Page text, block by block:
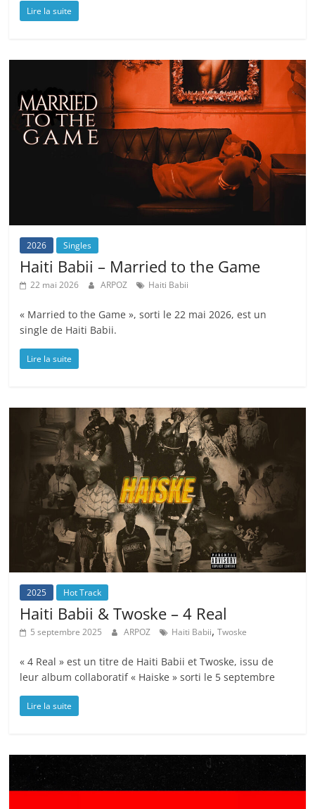
Lire la suite
2026 Singles
Haiti Babii – Married to the Game
22 mai 2026 ARPOZ Haiti Babii
« Married to the Game », sorti le 22 mai 2026, est un
single de Haiti Babii.
Lire la suite
2025 Hot Track
Haiti Babii & Twoske – 4 Real
5 septembre 2025 ARPOZ Haiti Babii,Twoske
« 4 Real » est un titre de Haiti Babii et Twoske, issu de
leur album collaboratif « Haiske » sorti le 5 septembre
Lire la suite